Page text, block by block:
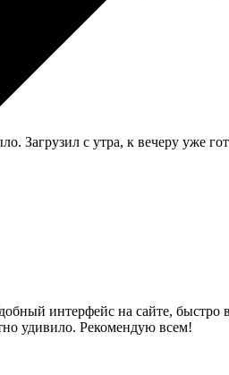
Загрузил с утра, к вечеру уже
интерфейс на сайте,
удивило. Рекомендую всем!